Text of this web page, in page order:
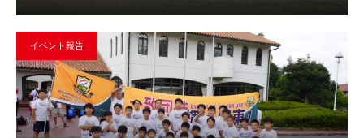
イベント報告